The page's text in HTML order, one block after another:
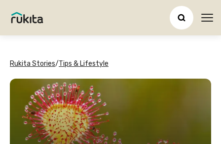
Rukita Stories/Tips & Lifestyle